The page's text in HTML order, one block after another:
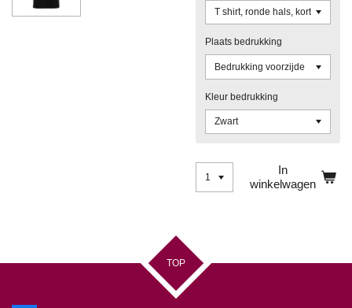
Plaats bedrukking
Kleur bedrukking
In
winkelwagen
TOP